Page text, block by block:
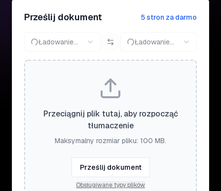
Prześlij dokument 5 stron za darmo
Ładowanie... Ładowanie...
Przeciągnij plik tutaj, aby rozpocząć
tłumaczenie
Maksymalny rozmiar pliku: 100 MB.
Prześlij dokument
Obsługiwane typy plików